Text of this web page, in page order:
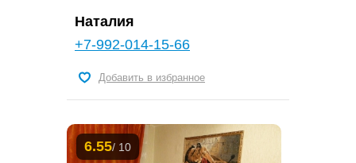
Наталия
+7-992-014-15-66
Добавить в избранное
6.55/ 10